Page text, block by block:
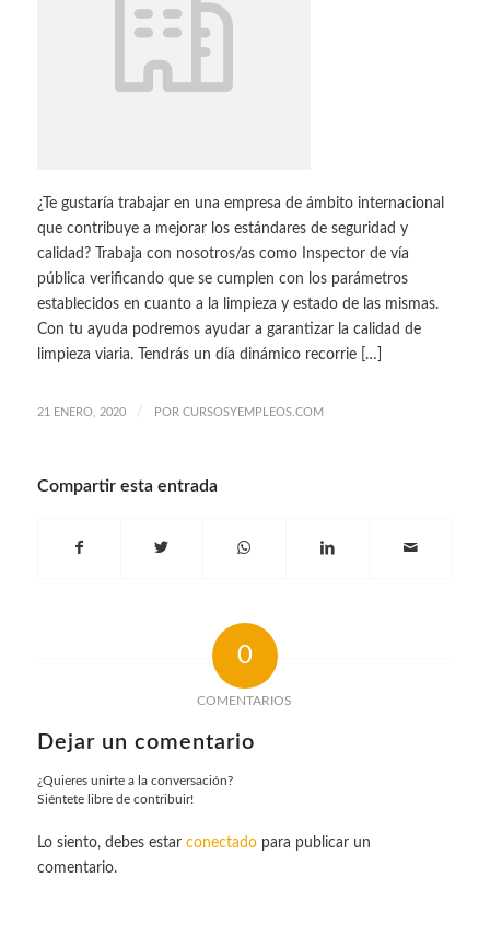
¿Te gustaría trabajar en una empresa de ámbito internacional
que contribuye a mejorar los estándares de seguridad y
calidad? Trabaja con nosotros/as como Inspector de vía
pública verificando que se cumplen con los parámetros
establecidos en cuanto a la limpieza y estado de las mismas.
Con tu ayuda podremos ayudar a garantizar la calidad de
limpieza viaria. Tendrás un día dinámico recorrie […]
21 ENERO, 2020 / POR CURSOSYEMPLEOS.COM
Compartir esta entrada
0
COMENTARIOS
Dejar un comentario
¿Quieres unirte a la conversación?
Siéntete libre de contribuir!
Lo siento, debes estar conectadopara publicar un
comentario.